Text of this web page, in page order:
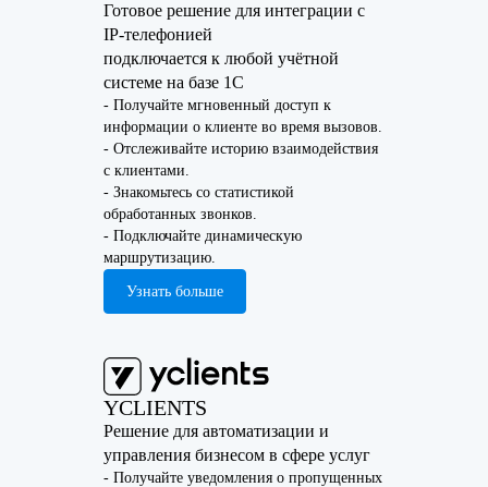
Готовое решение для интеграции с
IP-телефонией
подключается к любой учётной
системе на базе 1С
- Получайте мгновенный доступ к
информации о клиенте во время вызовов.
- Отслеживайте историю взаимодействия
с клиентами.
- Знакомьтесь со статистикой
обработанных звонков.
- Подключайте динамическую
маршрутизацию.
Узнать больше
YCLIENTS
Решение для автоматизации и
управления бизнесом в сфере услуг
- Получайте уведомления о пропущенных